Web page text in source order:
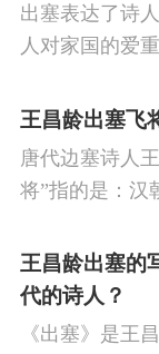
出塞表达了诗
人对家国的爱
日平息边塞战
王昌龄出塞飞
唐代边塞诗人
将”指的是：汉
王昌龄出塞的
代的诗人？
《出塞》是王